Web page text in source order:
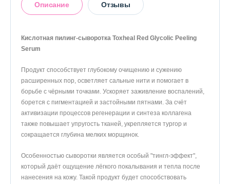
+7 (996) 962 69 66
Описание Отзывы
Кислотная пилинг-сыворотка Toxheal Red Glycolic Peeling
Serum
Продукт способствует глубокому очищению и сужению
расширенных пор, осветляет сальные нити и помогает в
борьбе с чёрными точками. Ускоряет заживление воспалений,
борется с пигментацией и застойными пятнами. За счёт
активизации процессов регенерации и синтеза коллагена
также повышает упругость тканей, укрепляется тургор и
сокращается глубина мелких морщинок.
Особенностью сыворотки является особый "тингл-эффект",
который даёт ощущение лёгкого покалывания и тепла после
нанесения на кожу. Такой продукт будет способствовать
5
На основании 1 отзыва
1
0%
2
0%
3
0%
4
0%
5
Оставить отзыв